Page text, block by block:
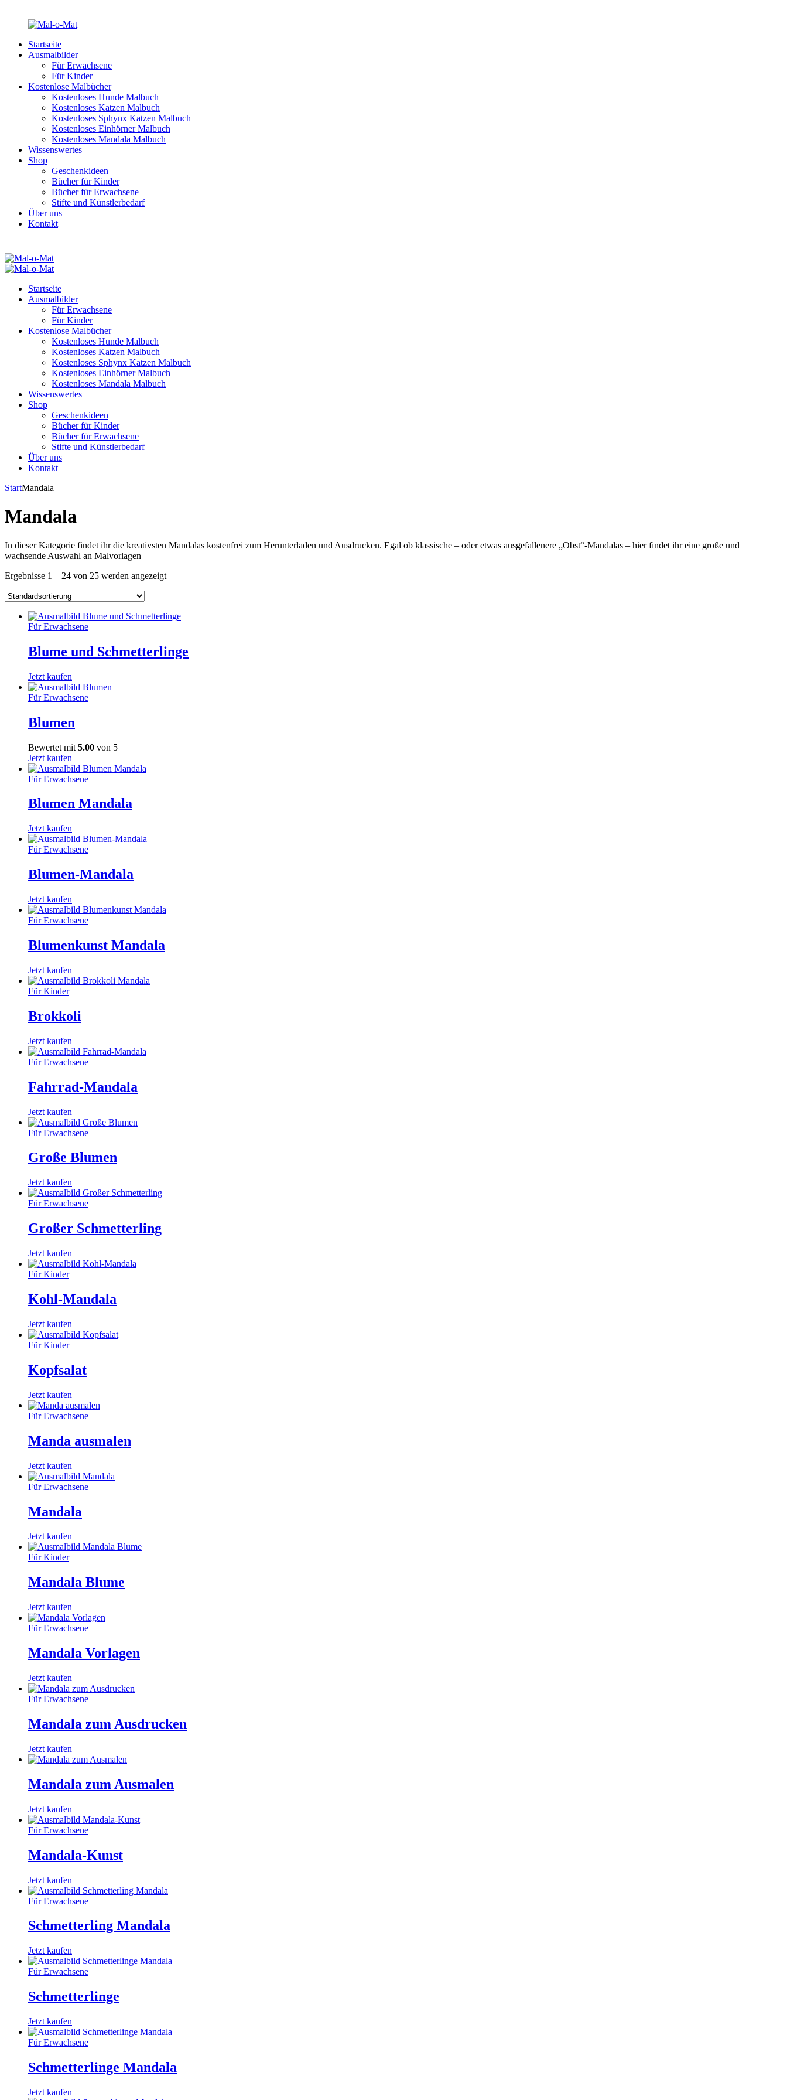
Startseite
Ausmalbilder
Für Erwachsene
Für Kinder
Kostenlose Malbücher
Kostenloses Hunde Malbuch
Kostenloses Katzen Malbuch
Kostenloses Sphynx Katzen Malbuch
Kostenloses Einhörner Malbuch
Kostenloses Mandala Malbuch
Wissenswertes
Shop
Geschenkideen
Bücher für Kinder
Bücher für Erwachsene
Stifte und Künstlerbedarf
Über uns
Kontakt
Startseite
Ausmalbilder
Für Erwachsene
Für Kinder
Kostenlose Malbücher
Kostenloses Hunde Malbuch
Kostenloses Katzen Malbuch
Kostenloses Sphynx Katzen Malbuch
Kostenloses Einhörner Malbuch
Kostenloses Mandala Malbuch
Wissenswertes
Shop
Geschenkideen
Bücher für Kinder
Bücher für Erwachsene
Stifte und Künstlerbedarf
Über uns
Kontakt
StartMandala
Mandala
In dieser Kategorie findet ihr die kreativsten Mandalas kostenfrei zum Herunterladen und Ausdrucken. Egal ob klassische – oder etwas ausgefallenere „Obst“-Mandalas – hier findet ihr eine große und
wachsende Auswahl an Malvorlagen
Ergebnisse 1 – 24 von 25 werden angezeigt
Für Erwachsene
Blume und Schmetterlinge
Jetzt kaufen
Für Erwachsene
Blumen
Bewertet mit 5.00 von 5
Jetzt kaufen
Für Erwachsene
Blumen Mandala
Jetzt kaufen
Für Erwachsene
Blumen-Mandala
Jetzt kaufen
Für Erwachsene
Blumenkunst Mandala
Jetzt kaufen
Für Kinder
Brokkoli
Jetzt kaufen
Für Erwachsene
Fahrrad-Mandala
Jetzt kaufen
Für Erwachsene
Große Blumen
Jetzt kaufen
Für Erwachsene
Großer Schmetterling
Jetzt kaufen
Für Kinder
Kohl-Mandala
Jetzt kaufen
Für Kinder
Kopfsalat
Jetzt kaufen
Für Erwachsene
Manda ausmalen
Jetzt kaufen
Für Erwachsene
Mandala
Jetzt kaufen
Für Kinder
Mandala Blume
Jetzt kaufen
Für Erwachsene
Mandala Vorlagen
Jetzt kaufen
Für Erwachsene
Mandala zum Ausdrucken
Jetzt kaufen
Mandala zum Ausmalen
Jetzt kaufen
Für Erwachsene
Mandala-Kunst
Jetzt kaufen
Für Erwachsene
Schmetterling Mandala
Jetzt kaufen
Für Erwachsene
Schmetterlinge
Jetzt kaufen
Für Erwachsene
Schmetterlinge Mandala
Jetzt kaufen